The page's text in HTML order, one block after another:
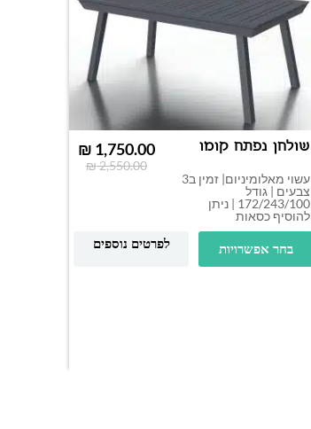
שולחן נפתח קומו
עשוי מאלומיניום| זמין ב3
צבעים | גודל
172/243/100 | ניתן
להוסיף כסאות
₪2,550.00
₪ 1,750.00
בחר אפשרויות לפרטים נוספים